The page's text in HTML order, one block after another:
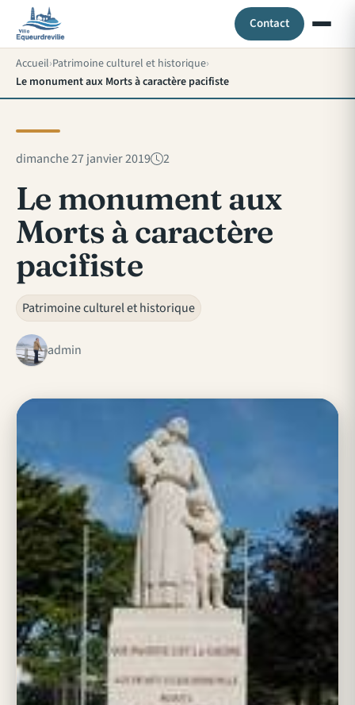
Contact
Accueil Patrimoine culturel et historique
Le monument aux Morts à caractère pacifiste
dimanche 27 janvier 2019 2
Le monument aux
Morts à caractère
pacifiste
Patrimoine culturel et historique
admin